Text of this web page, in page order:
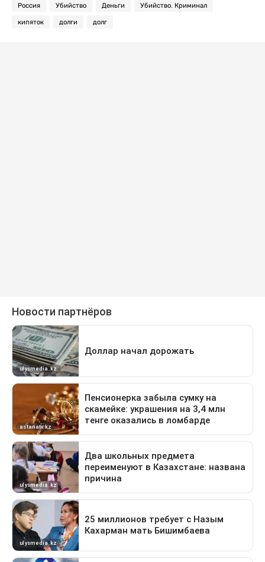
Россия Убийство Деньги Убийство. Криминал
кипяток долги долг